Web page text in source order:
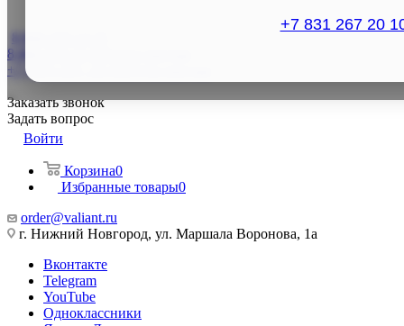
+7 831 267 20
8 800-250-14-45
+7 (831) 267- 20-10
Заказать звонок
Задать вопрос
Войти
Корзина0
Избранные товары0
order@valiant.ru
г. Нижний Новгород, ул. Маршала Воронова, 1а
Вконтакте
Telegram
YouTube
Одноклассники